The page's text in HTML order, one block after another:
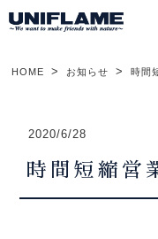
HOME お知らせ 時間
2020/6/28
時間短縮営